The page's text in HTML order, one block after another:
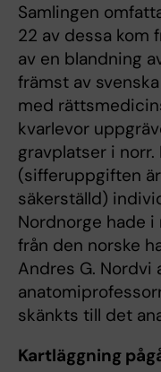
Samlingen
22 av dessa kom
av en blandning
främst av
med
kvarlevor
gravplatser i norr.
(sifferuppgiften
säkerställd)
Nordnorge hade
från den norske
Andres G. Nordvi
skänkts till det
Kartläggning